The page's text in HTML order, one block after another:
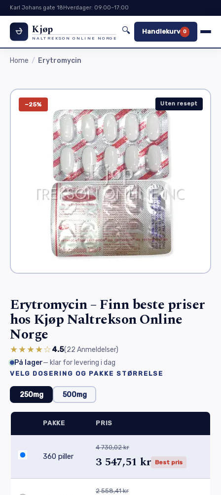
Karl Johans gate 18Hverdager: 09:00–17:00
Kjøp
NALTREKSON ONLINE NORGE
🔍 Handlekurv 0
Home Erytromycin
−25% Uten resept
Erytromycin – Finn beste priser
hos Kjøp Naltrekson Online
Norge
★★★★☆4.5(22 Anmeldelser)
På lager— klar for levering i dag
VELG DOSERING OG PAKKE STØRRELSE
250mg 500mg
PAKKE PRIS
360 piller
4 730,02 kr
3 547,51 kr Best pris
2 558,41 kr